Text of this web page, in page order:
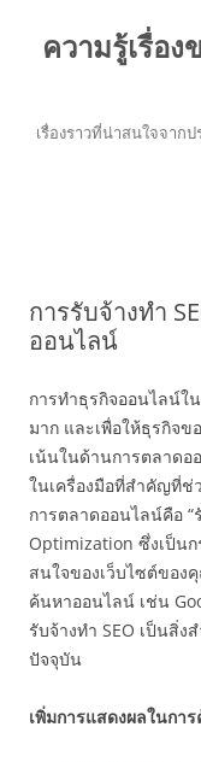
ความรู้เรื่อ
เรื่องราวที่น่าสนใจจาก
การรับจ้างทำ
ออนไลน์
การทำธุรกิจออนไลน์
มาก และเพื่อให้ธุรกิจ
เน้นในด้านการตลาดอ
ในเครื่องมือที่สำคัญที่ช่
การตลาดออนไลน์คือ “
Optimization ซึ่งเป็น
สนใจของเว็บไซต์ของ
ค้นหาออนไลน์ เช่น
รับจ้างทำ SEO เป็นสิ่
ปัจจุบัน
เพิ่มการแสดงผลในกา